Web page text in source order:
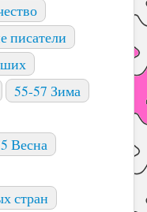
писатели
55-57 Зима
Весна
стран